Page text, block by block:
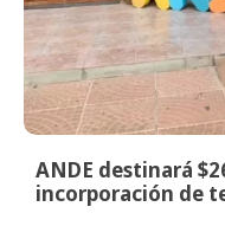
ANDE destinará
incorporación de